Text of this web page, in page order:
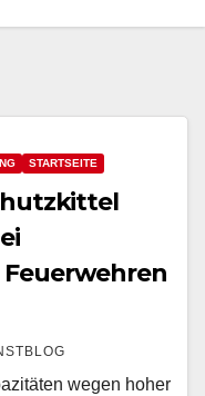
STARTSEITE
wegen hoher